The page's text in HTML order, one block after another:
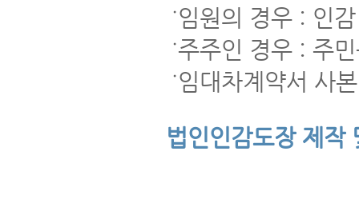
• 임원의 경우 : 인
• 주주인 경우 : 주
• 임대차계약서 사
법인인감도장 제작